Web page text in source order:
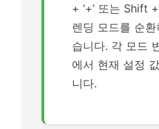
+ ‘+’ 또는 Shift
렌딩 모드를 순
습니다. 각 모드
에서 현재 설정
니다.